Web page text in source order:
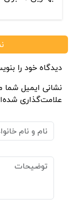
دیدگاه خود را
نشانی ایمیل
علامت‌گذاری